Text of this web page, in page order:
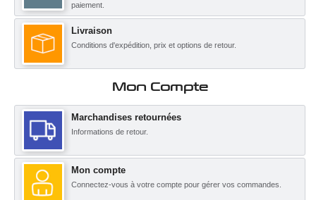
paiement.
Livraison
Conditions d'expédition, prix et options de retour.
Mon Compte
Marchandises retournées
Informations de retour.
Mon compte
Connectez-vous à votre compte pour gérer vos commandes.